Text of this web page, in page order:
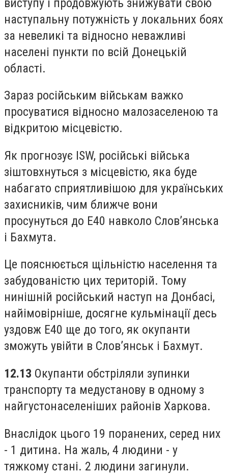
наступальну потужність у локальних боях
за невеликі та відносно неважливі
населені пункти по всій Донецькій
області.
Зараз російським військам важко
просуватися відносно малозаселеною та
відкритою місцевістю.
Як прогнозує ISW, російські війська
зіштовхнуться з місцевістю, яка буде
набагато сприятливішою для українських
захисників, чим ближче вони
просунуться до E40 навколо Слов’янська
і Бахмута.
Це пояснюється щільністю населення та
забудованістю цих територій. Тому
нинішній російський наступ на Донбасі,
найімовірніше, досягне кульмінації десь
уздовж E40 ще до того, як окупанти
зможуть увійти в Слов’янськ і Бахмут.
12.13 Окупанти обстріляли зупинки
транспорту та медустанову в одному з
найгустонаселеніших районів Харкова.
Внаслідок цього 19 поранених, серед них
- 1 дитина. На жаль, 4 людини - у
тяжкому стані. 2 людини загинули.